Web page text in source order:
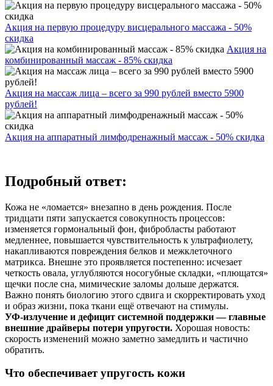
Акция на первую процедуру висцерального массажа - 50%
скидка
Акция на
комбинированный массаж - 85% скидка
Акция на массаж лица – всего за 990 рублей вместо 5900
рублей!
Акция на аппаратный лимфодренажный массаж - 50% скидка
Подробный ответ:
Кожа не «ломается» внезапно в день рождения. После
тридцати пяти запускается совокупность процессов:
изменяется гормональный фон, фибробласты работают
медленнее, повышается чувствительность к ультрафиолету,
накапливаются повреждения белков и межклеточного
матрикса. Внешне это проявляется постепенно: исчезает
четкость овалa, углубляются носогубные складки, «плющатся»
щечки после сна, мимические заломы дольше держатся.
Важно понять биологию этого сдвига и скорректировать уход
и образ жизни, пока ткани ещё отвечают на стимулы.
УФ‑излучение и дефицит системной поддержки — главные
внешние драйверы потери упругости. Хорошая новость:
скорость изменений можно заметно замедлить и частично
обратить.
Что обеспечивает упругость кожи